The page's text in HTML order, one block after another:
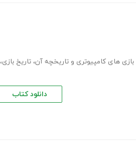
بازی های کامپیوتری و تاریخچه آن، تاریخ بازی،
دانلود کتاب